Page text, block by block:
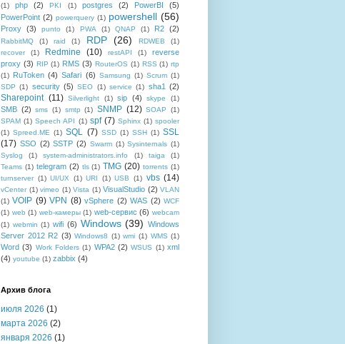
(1)
php (2) PKI (1) postgres (2) PowerBI
(5)
PowerPoint (2) powerquery (1) powershell (56)
Proxy (3) punto (1) PWA (1) QNAP (1) R2 (2)
RabbitMQ (1) raid (1) RDP (26) RDWEB
(1)
recover
(1) Redmine (10) restAPI (1)
reverse
proxy (3) RIP (1) RMS (3) RouterOS (1) RSS (1) rtp
(1) RuToken (4) Safari (6) Samsung (1) Scrum (1)
SDP (1) security (5) SEO (1) service (1) sha1 (2)
Sharepoint (11) Silverlight (1) sip (4) skype (1)
SMB (2) sms (1) smtp (1) SNMP (12) SOAP
(1)
SPAM (1) Speech API (1) spf (7) Sphinx (1) spooler
(1) Spreed.ME (1) SQL (7) SSD (1) SSH (1) SSL
(17) SSO (2) SSTP (2) Swarm (1) Sysinternals (1)
Syslog
(1) system-administrators.info (1) taiga
(1)
Teams (1) telegram (2) tls (1) TMG (20) torrents (1)
turnserver (1) UI/UX (1) URI (1) USB (1) vbs (14)
vCenter (1) vimeo (1) Vista (1) VisualStudio (2) VLAN
(1) VOIP (9) VPN (8) vSphere (2) WAS (2) WCF
(1) web (1) web-камеры (1) web-сервис (6) webcam
(1) webmin (1) wifi (6) Windows (39) Windows
Server 2012 R2 (3) Windows8 (1) wmi (1) WMS (1)
Word (3) Work Folders (1) WPA2 (2) WSUS (1) xml
(4) youtube (1) zabbix (4)
Архив блога
июля 2026 (1)
марта 2026 (2)
января 2026 (1)